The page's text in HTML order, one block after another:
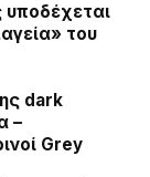
του
dark
–
Grey